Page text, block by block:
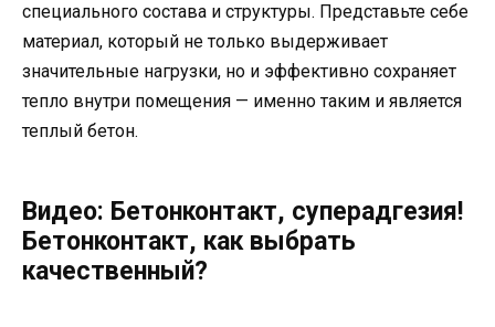
специального состава и структуры. Представьте себе
материал, который не только выдерживает
значительные нагрузки, но и эффективно сохраняет
тепло внутри помещения — именно таким и является
теплый бетон.
Видео: Бетонконтакт, суперадгезия!
Бетонконтакт, как выбрать
качественный?